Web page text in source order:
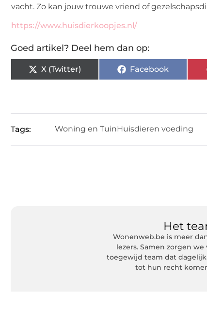
vacht. Zo kan jouw trouwe vriend of
https://www.huisdierkoopjes.nl/
Goed artikel? Deel hem dan op:
X (Twitter) Facebook
Tags: Woning en TuinHuisdieren voeding
Het
Wonenweb.be is meer
lezers. Samen zorgen
toegewijd team dat
tot hun recht